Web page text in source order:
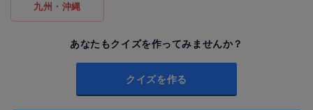
九州・沖縄
あなたもクイズを作ってみませんか？
クイズを作る